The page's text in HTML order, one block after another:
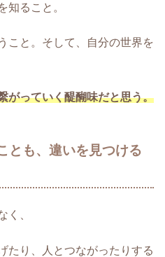
知ること。
こと。そして、自分の世界を
がっていく醍醐味だと思う。
とも、違いを見つける
く、
たり、人とつながったりする